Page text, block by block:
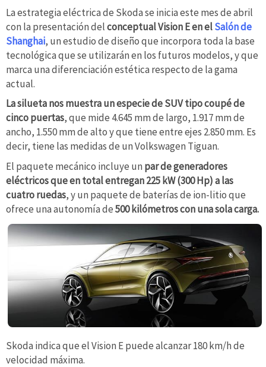
La estrategia eléctrica de Skoda se inicia este mes de abril
con la presentación delconceptual Vision E en elSalón de
Shanghai, un estudio de diseño que incorpora toda la base
tecnológica que se utilizarán en los futuros modelos, y que
marca una diferenciación estética respecto de la gama
actual.
La silueta nos muestra un especie de SUV tipo coupé de
cinco puertas, que mide 4.645 mm de largo, 1.917 mm de
ancho, 1.550 mm de alto y que tiene entre ejes 2.850 mm. Es
decir, tiene las medidas de un Volkswagen Tiguan.
El paquete mecánico incluye un par de generadores
eléctricos que en total entregan 225 kW (300 Hp) a las
cuatro ruedas, y un paquete de baterías de ion-litio que
ofrece una autonomía de500 kilómetros con una sola carga.
Skoda indica que el Vision E puede alcanzar 180 km/h de
velocidad máxima.